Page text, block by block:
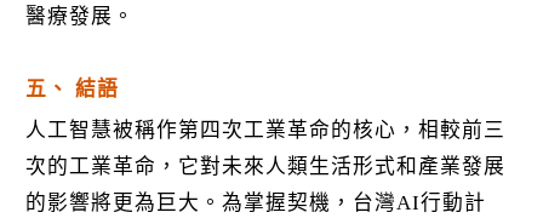
醫療發展。
五、 結語
人工智慧被稱作第四次工業革命的核心，相較前三
次的工業革命，它對未來人類生活形式和產業發展
的影響將更為巨大。為掌握契機，台灣AI行動計